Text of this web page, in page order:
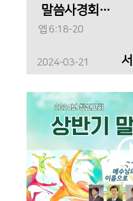
말씀사경회
(둘째날)_"깨어있는
엡 6:18-20
2024-03-21